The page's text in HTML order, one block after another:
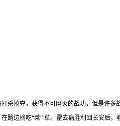
抢夺，获得不可磨灭的战功，但是许多
边摘吃“莱” 草。霍去病胜利回长安后，